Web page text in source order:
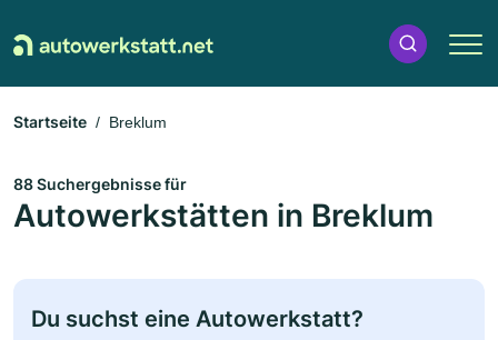
Startseite Breklum
88 Suchergebnisse für
Autowerkstätten in Breklum
Du suchst eine Autowerkstatt?